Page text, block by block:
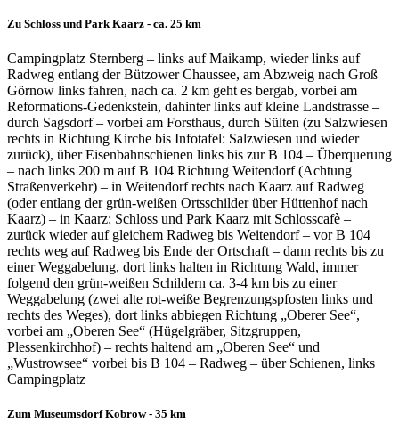
Zu Schloss und Park Kaarz - ca. 25 km
Campingplatz Sternberg – links auf Maikamp, wieder links auf
Radweg entlang der Bützower Chaussee, am Abzweig nach Groß
Görnow links fahren, nach ca. 2 km geht es bergab, vorbei am
Reformations-Gedenkstein, dahinter links auf kleine Landstrasse –
durch Sagsdorf – vorbei am Forsthaus, durch Sülten (zu Salzwiesen
rechts in Richtung Kirche bis Infotafel: Salzwiesen und wieder
zurück), über Eisenbahnschienen links bis zur B 104 – Überquerung
– nach links 200 m auf B 104 Richtung Weitendorf (Achtung
Straßenverkehr) – in Weitendorf rechts nach Kaarz auf Radweg
(oder entlang der grün-weißen Ortsschilder über Hüttenhof nach
Kaarz) – in Kaarz: Schloss und Park Kaarz mit Schlosscafè –
zurück wieder auf gleichem Radweg bis Weitendorf – vor B 104
rechts weg auf Radweg bis Ende der Ortschaft – dann rechts bis zu
einer Weggabelung, dort links halten in Richtung Wald, immer
folgend den grün-weißen Schildern ca. 3-4 km bis zu einer
Weggabelung (zwei alte rot-weiße Begrenzungspfosten links und
rechts des Weges), dort links abbiegen Richtung „Oberer See“,
vorbei am „Oberen See“ (Hügelgräber, Sitzgruppen,
Plessenkirchhof) – rechts haltend am „Oberen See“ und
„Wustrowsee“ vorbei bis B 104 – Radweg – über Schienen, links
Campingplatz
Zum Museumsdorf Kobrow - 35 km